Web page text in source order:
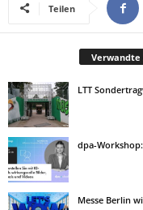
Teilen
LTT
dpa-
Messe Berlin